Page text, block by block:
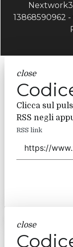
13868590962
close
Clicca sul
RSS negli
RSS link
close